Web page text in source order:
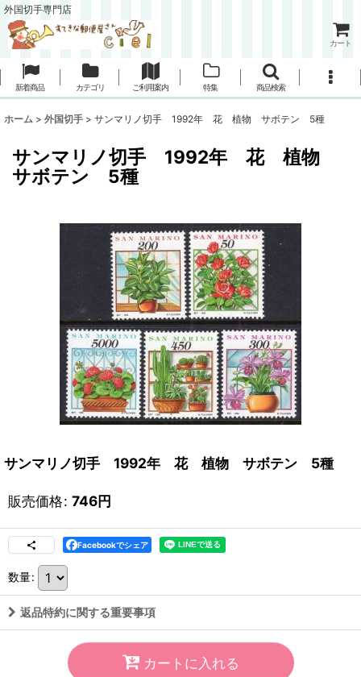
外国切手専門店
カート
新着商品 カテゴリ ご利用案内 特集 商品検索
ホーム > 外国切手 > サンマリノ切手 1992年 花 植物 サボテン 5種
サンマリノ切手 1992年 花 植物
サボテン 5種
サンマリノ切手 1992年 花 植物 サボテン 5種
販売価格: 746円
Facebookでシェア
数量:
返品特約に関する重要事項
カートに入れる